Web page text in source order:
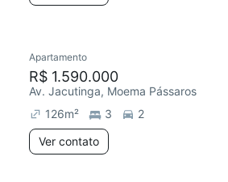
Redecorar
Apartamento
R$ 1.590.000
Av. Jacutinga, Moema Pássaros
126m² 3
2
Ver contato